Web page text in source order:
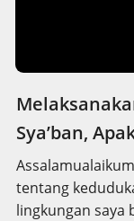
Sya’ban,
tentang
lingkungan saya